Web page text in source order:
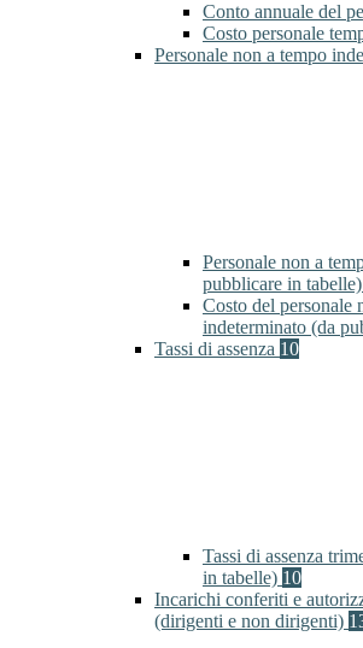
Conto annuale del
Costo personale
Personale non a tempo
Personale non a
pubblicare in tabelle)
Costo del personale
indeterminato (da
Tassi di assenza 10
Tassi di assenza
in tabelle) 10
Incarichi conferiti e
(dirigenti e non dirigenti)